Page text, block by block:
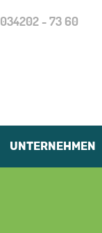
034202 - 73 60
UNTERNEHMEN